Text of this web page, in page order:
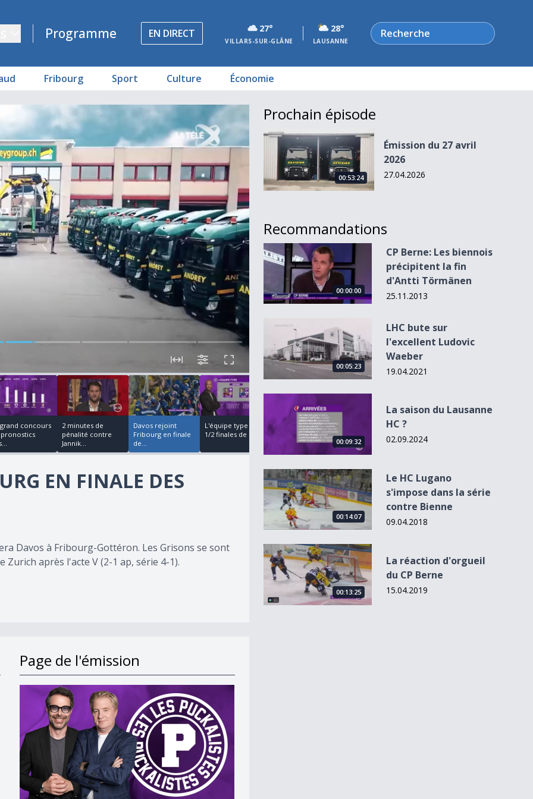
Programme EN DIRECT 27°
VILLARS-SUR-GLÂNE
28°
LAUSANNE
Rechercher
Fribourg Sport Culture Économie
concours
2 minutes de
pénalité contre
Jannik...
Davos rejoint
Fribourg en finale
de...
L'équipe type des
1/2 finales de Mi...
Le HC Ajoie est en
vacances
00:04:02
champion 58 ans
après
EN FINALE DES
Davos à Fribourg-Gottéron. Les Grisons se sont
après l'acte V (2-1 ap, série 4-1).
prochaine ?
Page de l'émission
Prochain épisode
Émission du 27 avril 2026
00:53:24
Émission du 27 avril
2026
27.04.2026
Recommandations
CP Berne: Les biennois précipitent la fin d&#039;Antti
00:00:00
CP Berne: Les biennois
précipitent la fin
d'Antti Törmänen
25.11.2013
LHC bute sur l&#039;excellent Ludovic Waeber
00:05:23
LHC bute sur
l'excellent Ludovic
Waeber
19.04.2021
00:09:32
La saison du Lausanne
HC ?
02.09.2024
Le HC Lugano s&#039;impose dans la série contre Bienne
00:14:07
Le HC Lugano
s'impose dans la série
contre Bienne
09.04.2018
La réaction d&#039;orgueil du CP Berne
00:13:25
La réaction d'orgueil
du CP Berne
15.04.2019